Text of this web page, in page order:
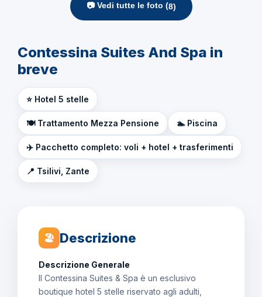
📷 Vedi tutte le foto (8)
Contessina Suites And Spa in
breve
⭐ Hotel 5 stelle
🍽️ Trattamento Mezza Pensione 🏊 Piscina
✈️ Pacchetto completo: voli + hotel + trasferimenti
📍 Tsilivi, Zante
🏖 Descrizione
Descrizione Generale
Il Contessina Suites & Spa è un esclusivo
boutique hotel 5 stelle riservato agli adulti,